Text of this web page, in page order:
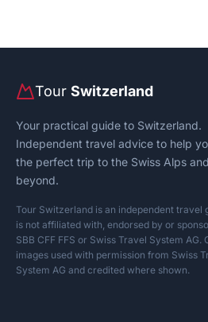
Tour Switzerland
Your practical guide to Switzerland.
Independent travel advice to help
the perfect trip to the Swiss Alps and
beyond.
Tour Switzerland is an independent travel
is not affiliated with, endorsed by or
SBB CFF FFS or Swiss Travel System AG.
images used with permission from Swiss
System AG and credited where shown.